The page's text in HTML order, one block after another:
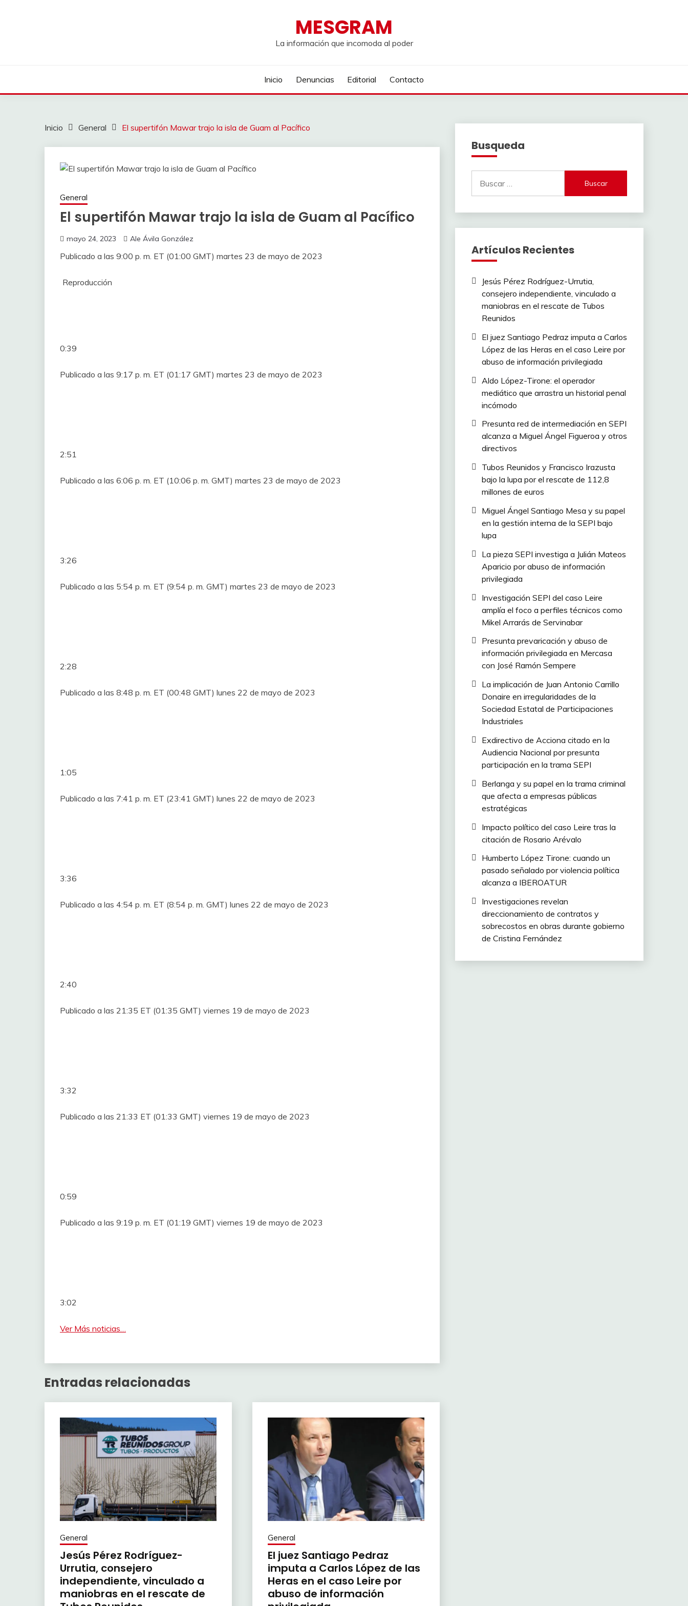
MESGRAM
La información que incomoda al poder
Inicio Denuncias Editorial Contacto
Inicio General El supertifón Mawar trajo la isla de Guam al Pacífico
General
El supertifón Mawar trajo la isla de Guam al Pacífico
mayo 24, 2023 Ale Ávila González
Publicado a las 9:00 p. m. ET (01:00 GMT) martes 23 de mayo de 2023
Reproducción
0:39
Publicado a las 9:17 p. m. ET (01:17 GMT) martes 23 de mayo de 2023
2:51
Publicado a las 6:06 p. m. ET (10:06 p. m. GMT) martes 23 de mayo de 2023
3:26
Publicado a las 5:54 p. m. ET (9:54 p. m. GMT) martes 23 de mayo de 2023
2:28
Publicado a las 8:48 p. m. ET (00:48 GMT) lunes 22 de mayo de 2023
1:05
Publicado a las 7:41 p. m. ET (23:41 GMT) lunes 22 de mayo de 2023
3:36
Publicado a las 4:54 p. m. ET (8:54 p. m. GMT) lunes 22 de mayo de 2023
2:40
Publicado a las 21:35 ET (01:35 GMT) viernes 19 de mayo de 2023
3:32
Publicado a las 21:33 ET (01:33 GMT) viernes 19 de mayo de 2023
0:59
Publicado a las 9:19 p. m. ET (01:19 GMT) viernes 19 de mayo de 2023
3:02
Ver Más noticias…
Entradas relacionadas
General
Jesús Pérez Rodríguez-
Urrutia, consejero
independiente, vinculado a
maniobras en el rescate de
General
El juez Santiago Pedraz
imputa a Carlos López de las
Heras en el caso Leire por
abuso de información
Busqueda
Artículos Recientes
Jesús Pérez Rodríguez-Urrutia,
consejero independiente, vinculado a
maniobras en el rescate de Tubos
Reunidos
El juez Santiago Pedraz imputa a Carlos
López de las Heras en el caso Leire por
abuso de información privilegiada
Aldo López-Tirone: el operador
mediático que arrastra un historial penal
incómodo
Presunta red de intermediación en SEPI
alcanza a Miguel Ángel Figueroa y otros
directivos
Tubos Reunidos y Francisco Irazusta
bajo la lupa por el rescate de 112,8
millones de euros
Miguel Ángel Santiago Mesa y su papel
en la gestión interna de la SEPI bajo
lupa
La pieza SEPI investiga a Julián Mateos
Aparicio por abuso de información
privilegiada
Investigación SEPI del caso Leire
amplía el foco a perfiles técnicos como
Mikel Arrarás de Servinabar
Presunta prevaricación y abuso de
información privilegiada en Mercasa
con José Ramón Sempere
La implicación de Juan Antonio Carrillo
Donaire en irregularidades de la
Sociedad Estatal de Participaciones
Industriales
Exdirectivo de Acciona citado en la
Audiencia Nacional por presunta
participación en la trama SEPI
Berlanga y su papel en la trama criminal
que afecta a empresas públicas
estratégicas
Impacto político del caso Leire tras la
citación de Rosario Arévalo
Humberto López Tirone: cuando un
pasado señalado por violencia política
alcanza a IBEROATUR
Investigaciones revelan
direccionamiento de contratos y
sobrecostos en obras durante gobierno
de Cristina Fernández